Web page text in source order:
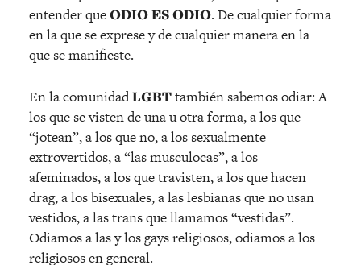
entender queODIO ES ODIO. De cualquier forma
en la que se exprese y de cualquier manera en la
que se manifieste.
En la comunidadLGBTtambién sabemos odiar: A
los que se visten de una u otra forma, a los que
“jotean”, a los que no, a los sexualmente
extrovertidos, a “las musculocas”, a los
afeminados, a los que travisten, a los que hacen
drag, a los bisexuales, a las lesbianas que no usan
vestidos, a las trans que llamamos “vestidas”.
Odiamos a las y los gays religiosos, odiamos a los
religiosos en general.